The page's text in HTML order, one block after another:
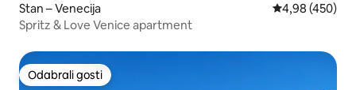
Stan – Venecija Prosječna
4,98 (450)
Spritz & Love Venice apartment
Odabrali gosti
Odabrali gosti